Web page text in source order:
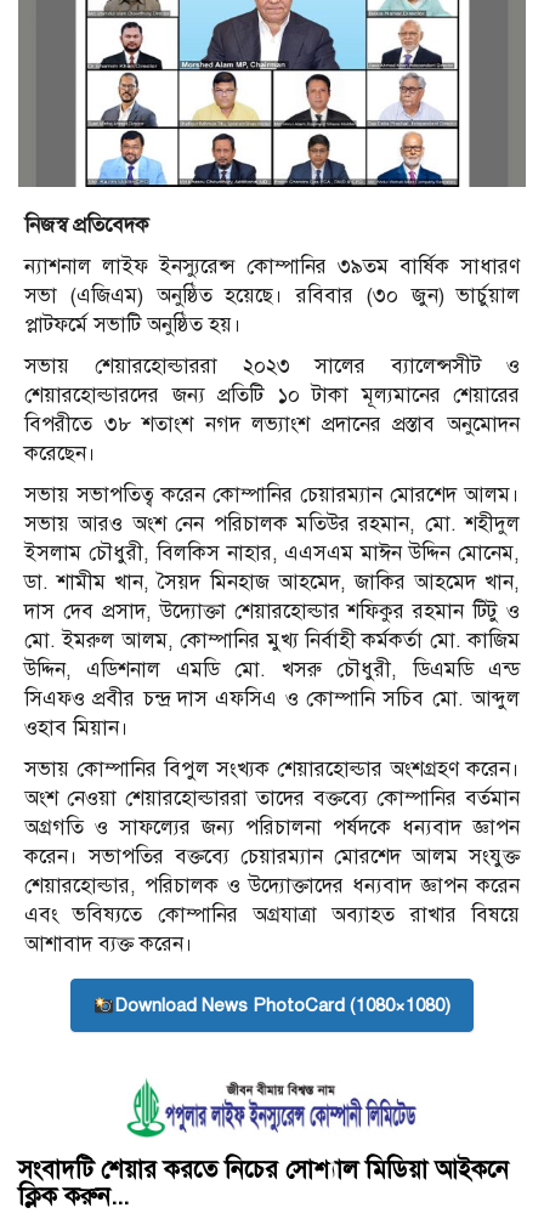
নিজস্ব প্রতিবেদক
ন্যাশনাল লাইফ ইনস্যুরেন্স কোম্পানির ৩৯তম বার্ষিক সাধারণ
সভা (এজিএম) অনুষ্ঠিত হয়েছে। রবিবার (৩০ জুন) ভার্চুয়াল
প্লাটফর্মে সভাটি অনুষ্ঠিত হয়।
সভায় শেয়ারহোল্ডাররা ২০২৩ সালের ব্যালেন্সসীট ও
শেয়ারহোল্ডারদের জন্য প্রতিটি ১০ টাকা মূল্যমানের শেয়ারের
বিপরীতে ৩৮ শতাংশ নগদ লভ্যাংশ প্রদানের প্রস্তাব অনুমোদন
করেছেন।
সভায় সভাপতিত্ব করেন কোম্পানির চেয়ারম্যান মোরশেদ আলম।
সভায় আরও অংশ নেন পরিচালক মতিউর রহমান, মো. শহীদুল
ইসলাম চৌধুরী, বিলকিস নাহার, এএসএম মাঈন উদ্দিন মোনেম,
ডা. শামীম খান, সৈয়দ মিনহাজ আহমেদ, জাকির আহমেদ খান,
দাস দেব প্রসাদ, উদ্যোক্তা শেয়ারহোল্ডার শফিকুর রহমান টিটু ও
মো. ইমরুল আলম, কোম্পানির মুখ্য নির্বাহী কর্মকর্তা মো. কাজিম
উদ্দিন, এডিশনাল এমডি মো. খসরু চৌধুরী, ডিএমডি এন্ড
সিএফও প্রবীর চন্দ্র দাস এফসিএ ও কোম্পানি সচিব মো. আব্দুল
ওহাব মিয়ান।
সভায় কোম্পানির বিপুল সংখ্যক শেয়ারহোল্ডার অংশগ্রহণ করেন।
অংশ নেওয়া শেয়ারহোল্ডাররা তাদের বক্তব্যে কোম্পানির বর্তমান
অগ্রগতি ও সাফল্যের জন্য পরিচালনা পর্ষদকে ধন্যবাদ জ্ঞাপন
করেন। সভাপতির বক্তব্যে চেয়ারম্যান মোরশেদ আলম সংযুক্ত
শেয়ারহোল্ডার, পরিচালক ও উদ্যোক্তাদের ধন্যবাদ জ্ঞাপন করেন
এবং ভবিষ্যতে কোম্পানির অগ্রযাত্রা অব্যাহত রাখার বিষয়ে
আশাবাদ ব্যক্ত করেন।
Download News PhotoCard (1080×1080)
সংবাদটি শেয়ার করতে নিচের সোশ্যাল মিডিয়া আইকনে
ক্লিক করুন...